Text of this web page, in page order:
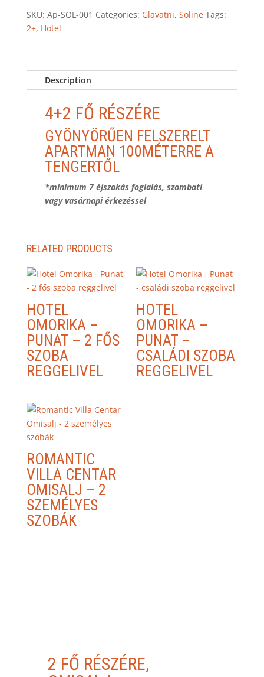
SKU: Ap-SOL-001 Categories: Glavatni, Soline Tags:
2+, Hotel
Description
4+2 FŐ RÉSZÉRE
GYÖNYÖRŰEN FELSZERELT
APARTMAN 100MÉTERRE A
TENGERTŐL
*minimum 7 éjszakás foglalás, szombati
vagy vasárnapi érkezéssel
RELATED PRODUCTS
HOTEL
OMORIKA –
PUNAT – 2 FŐS
SZOBA
REGGELIVEL
HOTEL
OMORIKA –
PUNAT –
CSALÁDI SZOBA
REGGELIVEL
ROMANTIC
VILLA CENTAR
OMISALJ – 2
SZEMÉLYES
SZOBÁK
2 FŐ RÉSZÉRE,